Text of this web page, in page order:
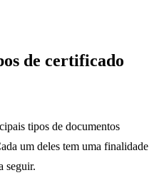
de certificado
tipos de documentos
um deles tem uma finalidade
seguir.